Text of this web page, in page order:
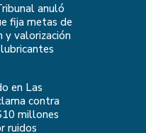
anuló
fija metas de
y valorización
en Las
contra
millones
ruidos